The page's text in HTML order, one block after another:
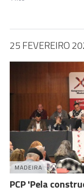
25 FEVEREIRO
MADEIRA
PCP 'Pela